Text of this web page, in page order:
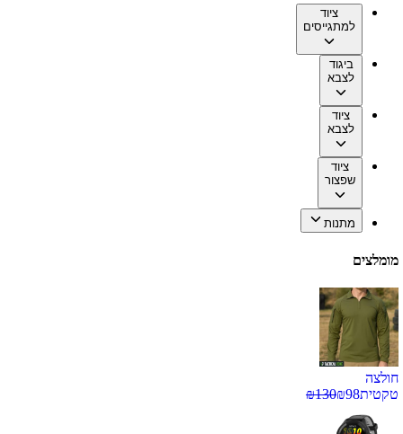
ציוד
למתגייסים
ביגוד
לצבא
ציוד
לצבא
ציוד
שפצור
מתנות
מומלצים
חולצה
טקטית
₪98
₪130